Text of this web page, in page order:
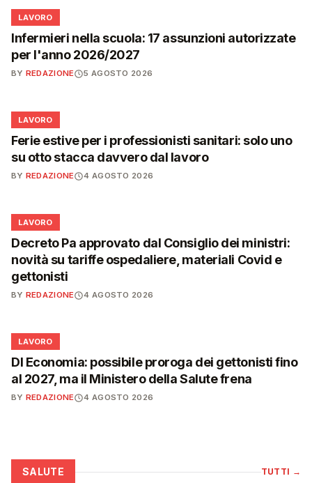
💼
LAVORO
Infermieri nella scuola: 17 assunzioni autorizzate
per l'anno 2026/2027
BY REDAZIONE 5 AGOSTO 2026
💼
LAVORO
Ferie estive per i professionisti sanitari: solo uno
su otto stacca davvero dal lavoro
BY REDAZIONE 4 AGOSTO 2026
💼
LAVORO
Decreto Pa approvato dal Consiglio dei ministri:
novità su tariffe ospedaliere, materiali Covid e
gettonisti
BY REDAZIONE 4 AGOSTO 2026
💼
LAVORO
Dl Economia: possibile proroga dei gettonisti fino
al 2027, ma il Ministero della Salute frena
BY REDAZIONE 4 AGOSTO 2026
SALUTE TUTTI →